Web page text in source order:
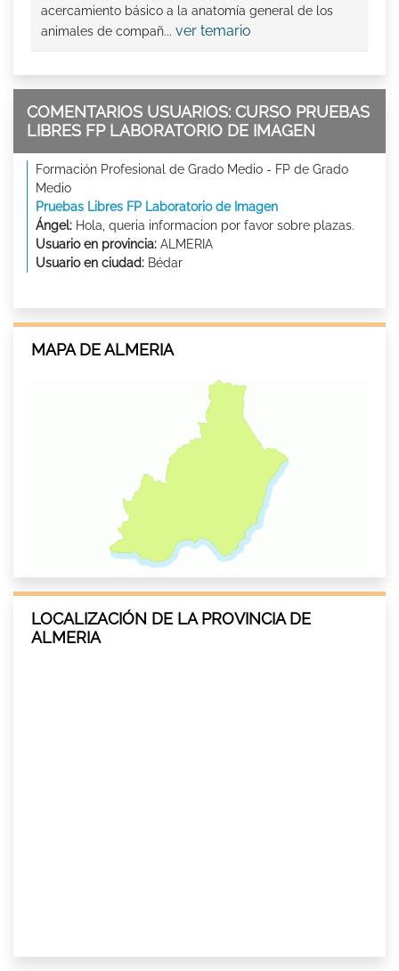
acercamiento básico a la anatomía general de los
animales de compañ... ver temario
COMENTARIOS USUARIOS: CURSO PRUEBAS
LIBRES FP LABORATORIO DE IMAGEN
Formación Profesional de Grado Medio - FP de Grado
Medio
Pruebas Libres FP Laboratorio de Imagen
Ángel: Hola, queria informacion por favor sobre plazas.
Usuario en provincia: ALMERIA
Usuario en ciudad: Bédar
MAPA DE ALMERIA
LOCALIZACIÓN DE LA PROVINCIA DE
ALMERIA